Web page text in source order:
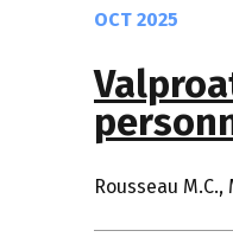
OCT 2025
Rousseau